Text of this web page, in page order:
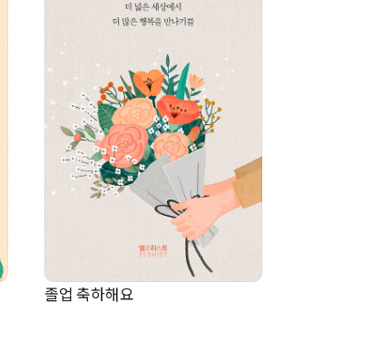
졸업 축하해요